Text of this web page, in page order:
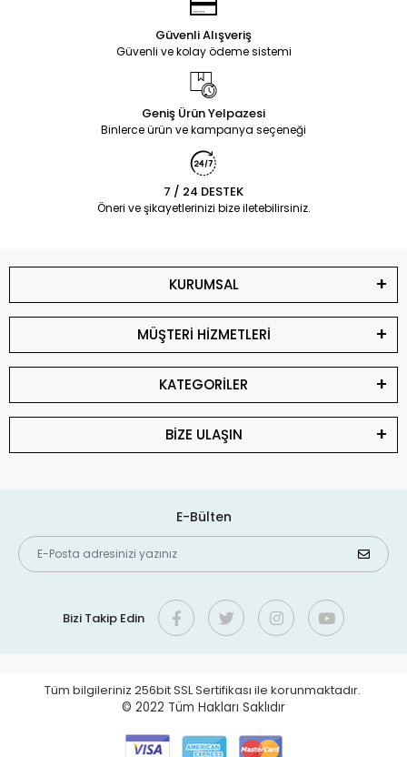
Güvenli Alışveriş
Güvenli ve kolay ödeme sistemi
Geniş Ürün Yelpazesi
Binlerce ürün ve kampanya seçeneği
7 / 24 DESTEK
Öneri ve şikayetlerinizi bize iletebilirsiniz.
KURUMSAL
MÜŞTERİ HİZMETLERİ
KATEGORİLER
BİZE ULAŞIN
E-Bülten
Bizi Takip Edin
Tüm bilgileriniz 256bit SSL Sertifikası ile korunmaktadır.
© 2022 Tüm Hakları Saklıdır